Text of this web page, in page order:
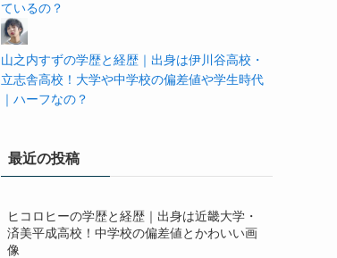
ているの？
山之内すずの学歴と経歴｜出身は伊川谷高校・
立志舎高校！大学や中学校の偏差値や学生時代
｜ハーフなの？
最近の投稿
ヒコロヒーの学歴と経歴｜出身は近畿大学・
済美平成高校！中学校の偏差値とかわいい画
像